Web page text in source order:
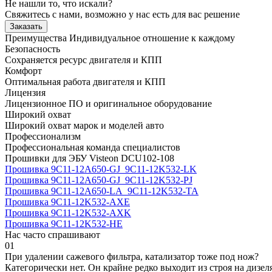
Не нашли то, что искали?
Свяжитесь с нами, возможно у нас есть для вас решение
Заказать
Преимущества Индивидуальное отношение к каждому
Безопасность
Сохраняется ресурс двигателя и КПП
Комфорт
Оптимальная работа двигателя и КПП
Лицензия
Лицензионное ПО и оригинальное оборудование
Широкий охват
Широкий охват марок и моделей авто
Профессионализм
Профессиональная команда специалистов
Прошивки для ЭБУ Visteon DCU102-108
Прошивка 9C11-12A650-GJ_9C11-12K532-LK
Прошивка 9C11-12A650-GJ_9C11-12K532-PJ
Прошивка 9C11-12A650-LA_9C11-12K532-TA
Прошивка 9C11-12K532-AXE
Прошивка 9C11-12K532-AXK
Прошивка 9C11-12K532-HE
Нас часто спрашивают
01
При удалении сажевого фильтра, катализатор тоже под нож?
Категорически нет. Он крайне редко выходит из строя на